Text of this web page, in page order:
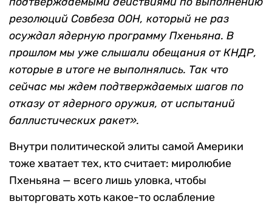
резолюций Совбеза ООН, который не раз
осуждал ядерную программу Пхеньяна. В
прошлом мы уже слышали обещания от КНДР,
которые в итоге не выполнялись. Так что
сейчас мы ждем подтверждаемых шагов по
отказу от ядерного оружия, от испытаний
баллистических ракет».
Внутри политической элиты самой Америки
тоже хватает тех, кто считает: миролюбие
Пхеньяна — всего лишь уловка, чтобы
выторговать хоть какое-то ослабление